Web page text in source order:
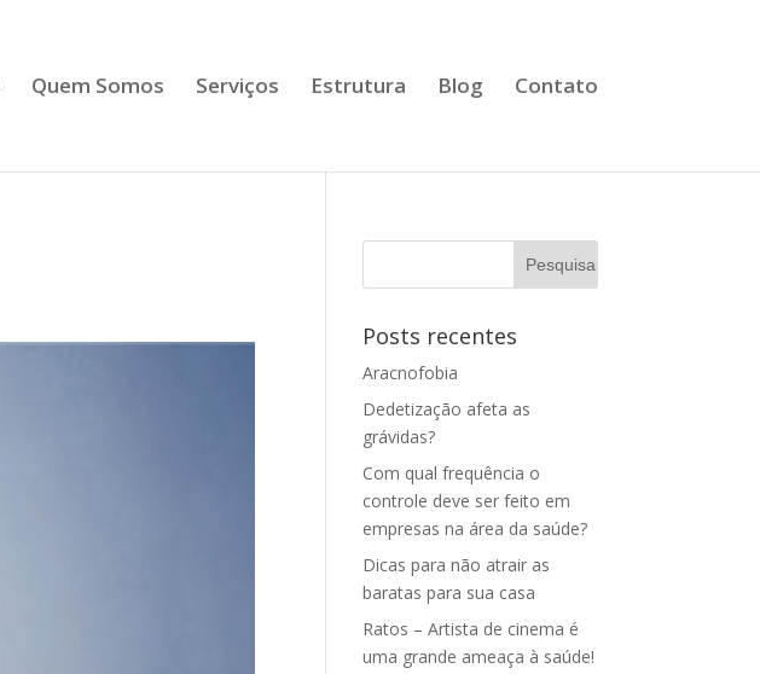
Quem Somos Serviços Estrutura Blog Contato
Posts recentes
Aracnofobia
Dedetização afeta as
grávidas?
Com qual frequência o
controle deve ser feito em
empresas na área da saúde?
Dicas para não atrair as
baratas para sua casa
Ratos – Artista de cinema é
uma grande ameaça à saúde!